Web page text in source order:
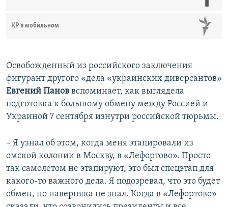
КР в мобильном
Освобожденный из российского заключения
фигурант другого «дела «украинских диверсантов»
Евгений Панов вспоминает, как выглядела
подготовка к большому обмену между Россией и
Украиной 7 сентября изнутри российской тюрьмы.
– Я узнал об этом, когда меня этапировали из
омской колонии в Москву, в «Лефортово». Просто
так самолетом не этапируют, это был спецэтап для
какого-то важного дела. Я подозревал, что это будет
обмен, но наверняка не знал. Когда в «Лефортово»